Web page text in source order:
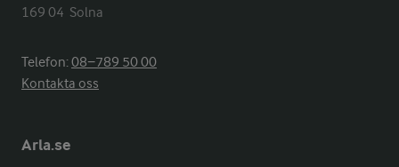
169 04  Solna
Telefon:08−789 50 00
Kontakta oss
Arla.se